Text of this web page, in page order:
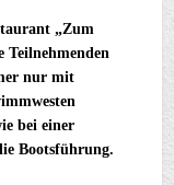
„Zum
Teilnehmenden
nur mit
bei einer
Bootsführung.